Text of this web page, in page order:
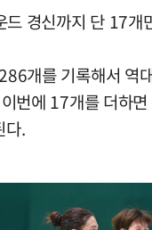
드 경신까지 단 17개
개를 기록해서 역
번에 17개를 더하면
다.